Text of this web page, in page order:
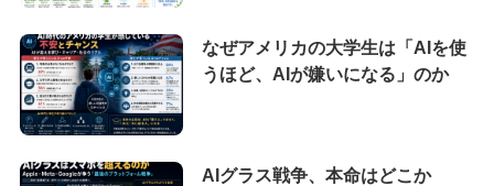
なぜアメリカの大学生は「AIを使
うほど、AIが嫌いになる」のか
AIグラス戦争、本命はどこか